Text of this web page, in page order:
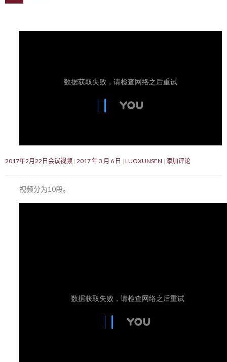
2017年2月22日会议视频 2017 年 3 月 6 日 LUOXUNSEN 添加评论
视频分为10段。